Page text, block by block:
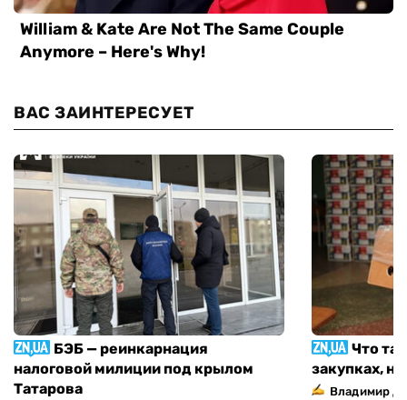
ВАС ЗАИНТЕРЕСУЕТ
БЭБ — реинкарнация
налоговой милиции под крылом
Татарова
Что
закупках,
Владимир